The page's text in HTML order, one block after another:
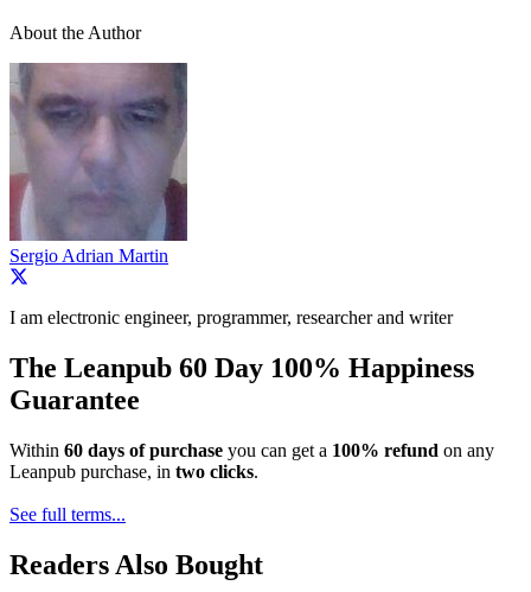
About the Author
Sergio Adrian Martin
I am electronic engineer, programmer, researcher and writer
The Leanpub 60 Day 100% Happiness
Guarantee
Within 60 days of purchase you can get a 100% refund on any
Leanpub purchase, in two clicks.
See full terms...
Readers Also Bought